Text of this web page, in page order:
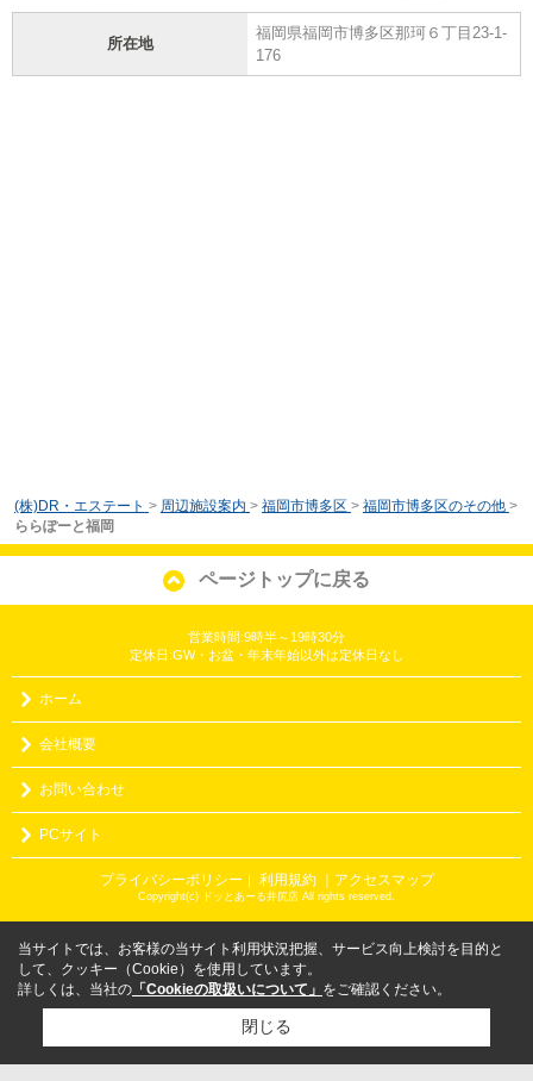
所在地
福岡県福岡市博多区那珂６丁目23-1-
176
(株)DR・エステート > 周辺施設案内 > 福岡市博多区 > 福岡市博多区のその他 >
ららぽーと福岡
ページトップに戻る
営業時間:9時半～19時30分
定休日:GW・お盆・年末年始以外は定休日なし
ホーム
会社概要
お問い合わせ
PCサイト
プライバシーポリシー ｜ 利用規約 ｜アクセスマップ
Copyright(c) ドッとあーる井尻店 All rights reserved.
当サイトでは、お客様の当サイト利用状況把握、サービス向上検討を目的と
して、クッキー（Cookie）を使用しています。
詳しくは、当社の 「Cookieの取扱いについて」 をご確認ください。
閉じる